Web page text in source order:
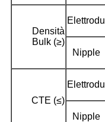
Densità
Bulk (≥)
Elettrodu
Nipple
CTE (≤)
Elettrodu
Nipple